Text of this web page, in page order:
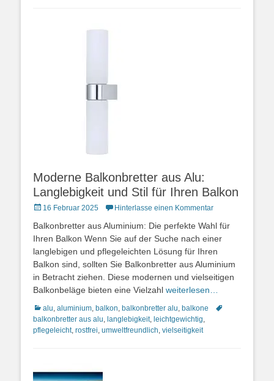
Moderne Balkonbretter aus Alu:
Langlebigkeit und Stil für Ihren Balkon
Posted
16 Februar 2025 Hinterlasse einen Kommentar
Balkonbretter aus Aluminium: Die perfekte Wahl für
Ihren Balkon Wenn Sie auf der Suche nach einer
langlebigen und pflegeleichten Lösung für Ihren
Balkon sind, sollten Sie Balkonbretter aus Aluminium
in Betracht ziehen. Diese modernen und vielseitigen
Balkonbeläge bieten eine Vielzahl weiterlesen…
Kategorien
alu, aluminium, balkon, balkonbretter alu, balkone
Schlagworte
balkonbretter aus alu, langlebigkeit, leichtgewichtig,
pflegeleicht, rostfrei, umweltfreundlich, vielseitigkeit